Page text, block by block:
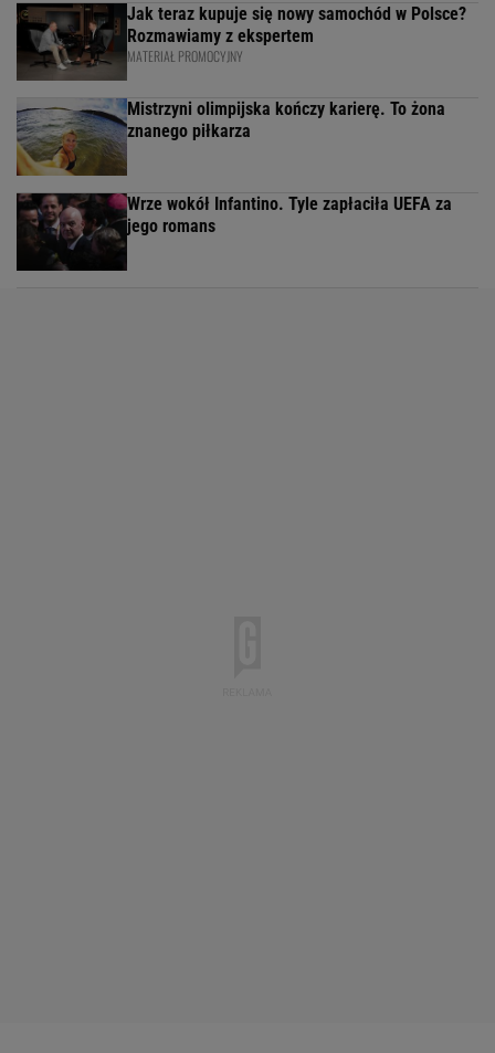
Jak teraz kupuje się nowy samochód w Polsce?
Rozmawiamy z ekspertem
MATERIAŁ PROMOCYJNY
Mistrzyni olimpijska kończy karierę. To żona
znanego piłkarza
Wrze wokół Infantino. Tyle zapłaciła UEFA za
jego romans